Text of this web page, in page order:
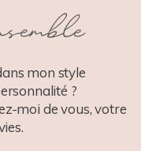
mon style
?
moi de vous, votre